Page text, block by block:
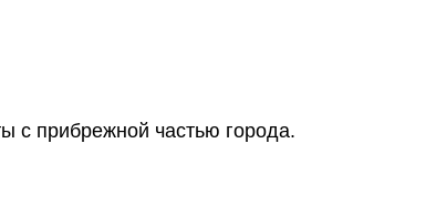
с прибрежной частью города.